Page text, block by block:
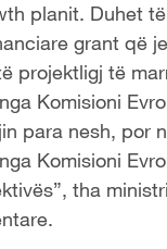
planit. Duhet
grant që
projektligj të
Komisioni
para nesh, por
Komisioni
tha